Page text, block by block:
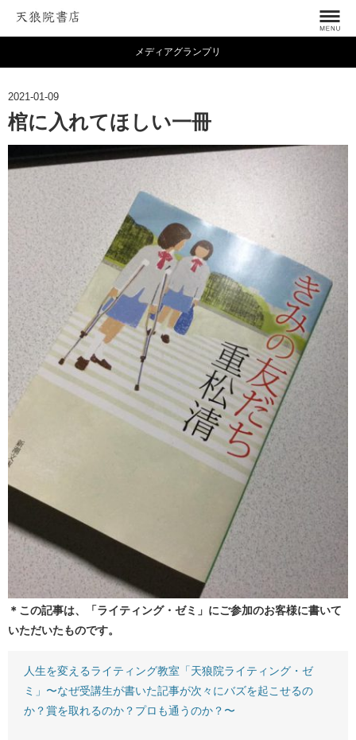
メディアグランプリ
2021-01-09
棺に入れてほしい一冊
＊この記事は、「ライティング・ゼミ」にご参加のお客様に書いて
いただいたものです。
人生を変えるライティング教室「天狼院ライティング・ゼ
ミ」〜なぜ受講生が書いた記事が次々にバズを起こせるの
か？賞を取れるのか？プロも通うのか？〜